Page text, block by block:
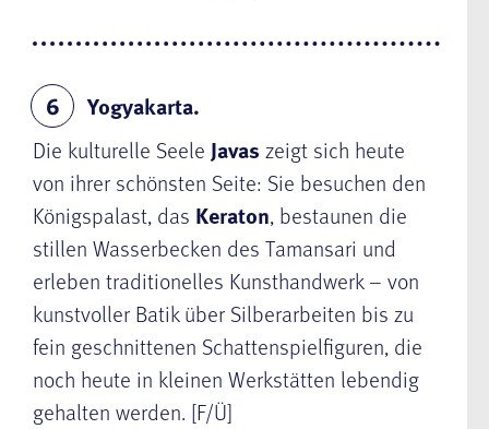
6
Yogyakarta.
Die kulturelle Seele Javas zeigt sich heute
von ihrer schönsten Seite: Sie besuchen den
Königspalast, das Keraton, bestaunen die
stillen Wasserbecken des Tamansari und
erleben traditionelles Kunsthandwerk – von
kunstvoller Batik über Silberarbeiten bis zu
fein geschnittenen Schattenspielfiguren, die
noch heute in kleinen Werkstätten lebendig
gehalten werden. [F/Ü]